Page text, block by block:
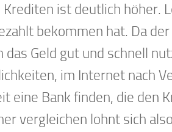
ist deutlich höher.
bekommen hat. Da
das Geld gut und schnell
im Internet nach
eine Bank finden, die den
vergleichen lohnt sich